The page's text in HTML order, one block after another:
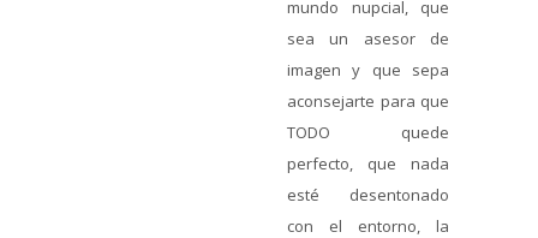
mundo nupcial, que
sea un asesor de
imagen y que sepa
aconsejarte para que
TODO quede
perfecto, que nada
esté desentonado
con el entorno, la